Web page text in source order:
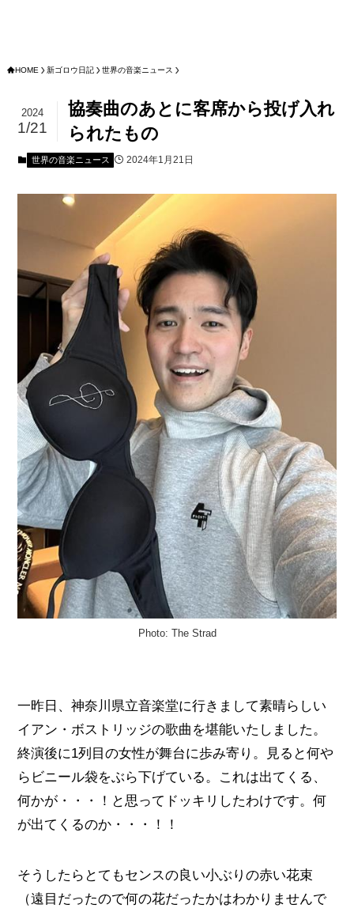
HOME 新ゴロウ日記 世界の音楽ニュース
協奏曲のあとに客席から投げ入れ
られたもの
2024
1/21
世界の音楽ニュース 2024年1月21日
Photo: The Strad
一昨日、神奈川県立音楽堂に行きまして素晴らしい
イアン・ボストリッジの歌曲を堪能いたしました。
終演後に1列目の女性が舞台に歩み寄り。見ると何や
らビニール袋をぶら下げている。これは出てくる、
何かが・・・！と思ってドッキリしたわけです。何
が出てくるのか・・・！！
そうしたらとてもセンスの良い小ぶりの赤い花束
（遠目だったので何の花だったかはわかりませんで